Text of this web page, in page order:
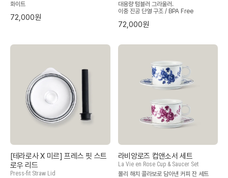
화이트
72,000원
대용량 텀블러 그라울러.
이중 진공 단열 구조 / BPA Free
72,000원
[테라로사 X 미르] 프레스 핏 스트
로우 리드
Press-fit Straw Lid
라비앙로즈 컵앤소서 세트
La Vie en Rose Cup & Saucer Set
몰리 해치 콜라보로 담아낸 커피 잔 세트